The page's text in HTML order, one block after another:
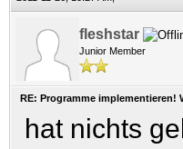
fleshstar
Junior Member
RE: Programme implementieren!
hat nichts